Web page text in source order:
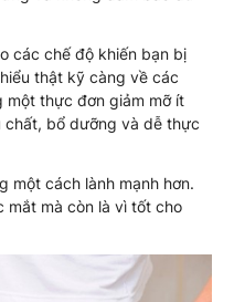
các chế độ khiến bạn bị
thật kỹ càng về các
một thực đơn giảm mỡ ít
bổ dưỡng và dễ thực
một cách lành mạnh hơn.
mắt mà còn là vì tốt cho